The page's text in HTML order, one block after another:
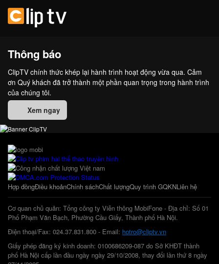
Thông báo
ClipTV chính thức khép lại hành trình hoạt động vừa qua. Cảm
ơn Quý khách đã trở thành một phần quan trọng trong hành trình
của chúng tôi.
Xem ngay
Hợp đồngĐiều khoảnChính sáchChất lượngQuy trình GQKNLiên hệ
Cơ quan chủ quản: Tổng công ty Viễn thông MobiFone - Địa chỉ: Số 01
Phố Phạm Văn Bạch, Phường Cầu Giấy, Thành phố Hà Nội.
Điện thoại/Fax: 024.37.831.800 - Email: hotro@cliptv.vn
Giấy phép đăng ký kinh doanh: 0100686209-087 do Sở KHĐT thành
phố Hà Nội cấp lần đầu ngày ngày 29/10/2008, thay đổi lần thứ 8 ngày